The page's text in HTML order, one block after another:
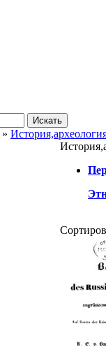
Искать
»